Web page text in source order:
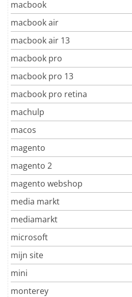
macbook
macbook air
macbook air 13
macbook pro
macbook pro 13
macbook pro retina
machulp
macos
magento
magento 2
magento webshop
media markt
mediamarkt
microsoft
mijn site
mini
monterey